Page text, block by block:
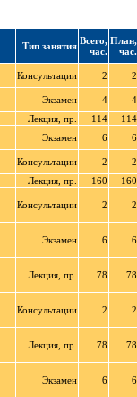
Тип занятия Всего,
час.
План,
час.
Консультации 2 2
Экзамен 4
4
Лекция, пр. 114
114
Экзамен 6 6
Консультации 2
2
Лекция, пр. 160 160
Консультации 2 2
Экзамен 6 6
Лекция, пр. 78 78
Консультации 2 2
Лекция, пр. 78 78
Экзамен 6 6